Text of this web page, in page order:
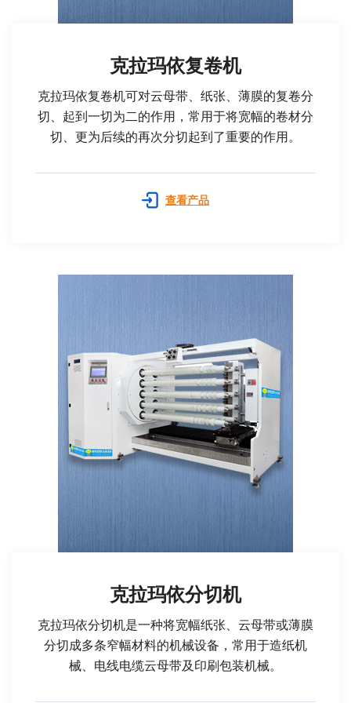
克拉玛依复卷机
克拉玛依复卷机可对云母带、纸张、薄膜的复卷分
切、起到一切为二的作用，常用于将宽幅的卷材分
切、更为后续的再次分切起到了重要的作用。
查看产品
克拉玛依分切机
克拉玛依分切机是一种将宽幅纸张、云母带或薄膜
分切成多条窄幅材料的机械设备，常用于造纸机
械、电线电缆云母带及印刷包装机械。